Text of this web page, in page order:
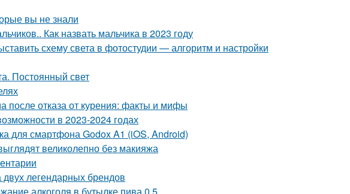
вы не знали
Как назвать мальчика в 2023 году
схему света в фотостудии — алгоритм и настройки
Постоянный свет
после отказа от курения: факты и мифы
в 2023-2024 годах
для смартфона Godox A1 (iOS, Android)
великолепно без макияжа
легендарных брендов